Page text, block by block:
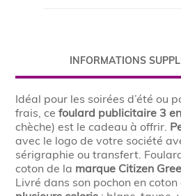
INFORMATIONS
Idéal pour les soirées d’été ou
frais, cefoulard publicitaire 3
chèche) est le cadeau à offrir.
avec le logo de votre société
sérigraphie ou transfert.
coton de la marque Citizen
Livré dans son pochon en